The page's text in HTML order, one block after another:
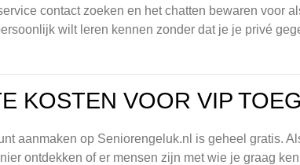
contact zoeken en het chatten bewaren voor
wilt leren kennen zonder dat je je privé
KOSTEN VOOR VIP
aanmaken op Seniorengeluk.nl is geheel gratis.
ontdekken of er mensen zijn met wie je graag